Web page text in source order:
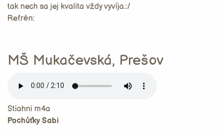
tak nech sa jej kvalita vždy vyvíja.:/
Refrén:
MŠ Mukačevská, Prešov
Stiahni m4a
Pochúťky Sabi